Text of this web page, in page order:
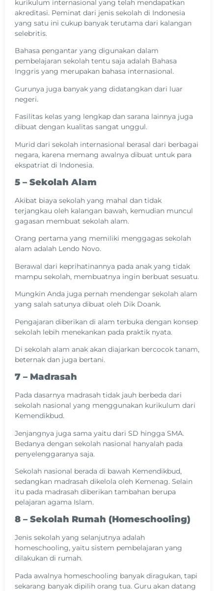
kurikulum internasional yang telah mendapatkan
akreditasi. Peminat dari jenis sekolah di Indonesia
yang satu ini cukup banyak terutama dari kalangan
selebritis.
Bahasa pengantar yang digunakan dalam
pembelajaran sekolah tentu saja adalah Bahasa
Inggris yang merupakan bahasa internasional.
Gurunya juga banyak yang didatangkan dari luar
negeri.
Fasilitas kelas yang lengkap dan sarana lainnya juga
dibuat dengan kualitas sangat unggul.
Murid dari sekolah internasional berasal dari berbagai
negara, karena memang awalnya dibuat untuk para
ekspatriat di Indonesia.
5 – Sekolah Alam
Akibat biaya sekolah yang mahal dan tidak
terjangkau oleh kalangan bawah, kemudian muncul
gagasan membuat sekolah alam.
Orang pertama yang memiliki menggagas sekolah
alam adalah Lendo Novo.
Berawal dari keprihatinannya pada anak yang tidak
mampu sekolah, membuatnya ingin berbuat sesuatu.
Mungkin Anda juga pernah mendengar sekolah alam
yang salah satunya dibuat oleh Dik Doank.
Pengajaran diberikan di alam terbuka dengan konsep
sekolah lebih menekankan pada praktik nyata.
Di sekolah alam anak akan diajarkan bercocok tanam,
beternak dan juga bertani.
7 – Madrasah
Pada dasarnya madrasah tidak jauh berbeda dari
sekolah nasional yang menggunakan kurikulum dari
Kemendikbud.
Jenjangnya juga sama yaitu dari SD hingga SMA.
Bedanya dengan sekolah nasional hanyalah pada
penyelenggaranya saja.
Sekolah nasional berada di bawah Kemendikbud,
sedangkan madrasah dikelola oleh Kemenag. Selain
itu pada madrasah diberikan tambahan berupa
pelajaran agama Islam.
8 – Sekolah Rumah (Homeschooling)
Jenis sekolah yang selanjutnya adalah
homeschooling, yaitu sistem pembelajaran yang
dilakukan di rumah.
Pada awalnya homeschooling banyak diragukan, tapi
sekarang banyak dipilih orang tua. Guru akan datang